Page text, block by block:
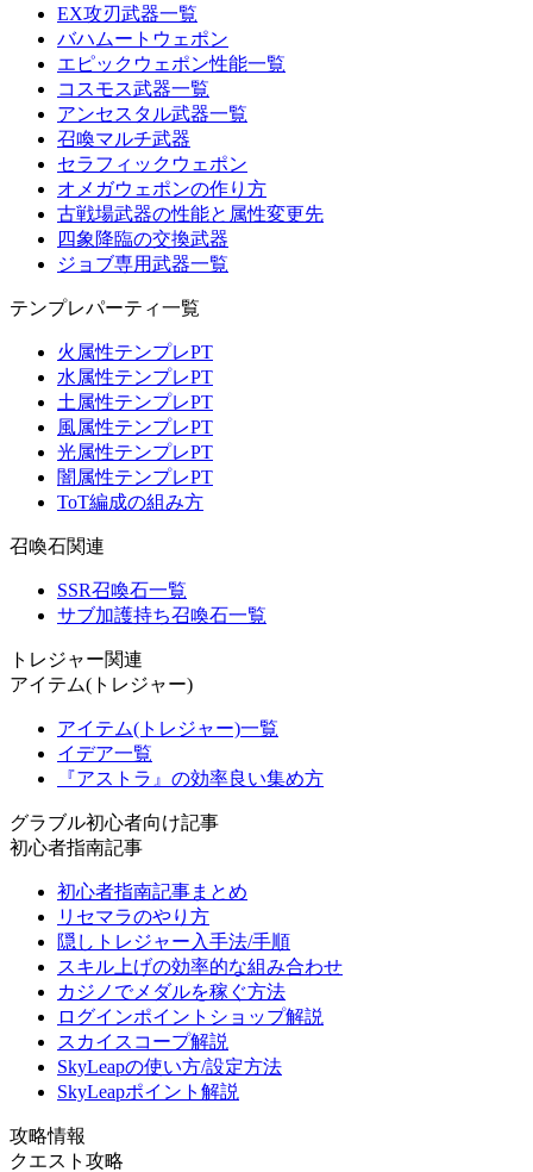
EX攻刃武器一覧
バハムートウェポン
エピックウェポン性能一覧
コスモス武器一覧
アンセスタル武器一覧
召喚マルチ武器
セラフィックウェポン
オメガウェポンの作り方
古戦場武器の性能と属性変更先
四象降臨の交換武器
ジョブ専用武器一覧
テンプレパーティ一覧
火属性テンプレPT
水属性テンプレPT
土属性テンプレPT
風属性テンプレPT
光属性テンプレPT
闇属性テンプレPT
ToT編成の組み方
召喚石関連
SSR召喚石一覧
サブ加護持ち召喚石一覧
トレジャー関連
アイテム(トレジャー)
アイテム(トレジャー)一覧
イデア一覧
『アストラ』の効率良い集め方
グラブル初心者向け記事
初心者指南記事
初心者指南記事まとめ
リセマラのやり方
隠しトレジャー入手法/手順
スキル上げの効率的な組み合わせ
カジノでメダルを稼ぐ方法
ログインポイントショップ解説
スカイスコープ解説
SkyLeapの使い方/設定方法
SkyLeapポイント解説
攻略情報
クエスト攻略